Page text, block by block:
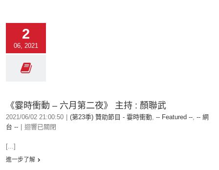
2
06, 2021
《霎時衝動 – 六月第二夜》 主持 : 顏聯武
2021/06/02 21:00:50 (第23季) 贊助節目 - 霎時衝動, -- Featured --, -- 網
台 --
迴響已關閉
[...]
進一步了解